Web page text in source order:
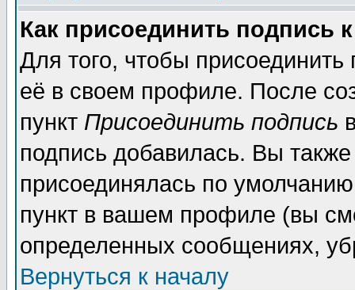
Как присоединить подпись
Для того, чтобы
её в своем профиле. После
пункт Присоединить подпись
подпись добавилась. Вы
присоединялась по
пункт в вашем профиле (вы
определенных сообщениях,
Вернуться к началу